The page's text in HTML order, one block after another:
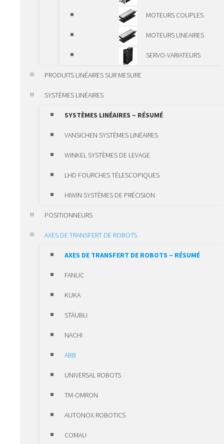
ALUMINIUM DE VANSICHEN
MODULES LINÉAIRES
KK VANSICHEN
SYSTÈMES DE LUBRIFICATION
SYSTÈMES DE POSITIONNEMENT ET
BRIDES DE FIXATION
SYSTÈMES DE
POSITIONNEMENT ET BRIDES DE
ERDE
MOTEURS COUPLES
MOTEURS LINEAIRES
SERVO-VARIATEURS
PRODUITS LINÉAIRES SUR MESURE
SYSTÈMES LINÉAIRES
SYSTÈMES LINÉAIRES – RÉSUMÉ
VANSICHEN SYSTÈMES LINÉAIRES
WINKEL SYSTÈMES DE LEVAGE
LHD FOURCHES TÉLESCOPIQUES
HIWIN SYSTÈMES DE PRÉCISION
POSITIONNEURS
AXES DE TRANSFERT DE ROBOTS
AXES DE TRANSFERT DE ROBOTS – RÉSUMÉ
FANUC
KUKA
STÄUBLI
NACHI
ABB
UNIVERSAL ROBOTS
TM-OMRON
AUTONOX ROBOTICS
COMAU